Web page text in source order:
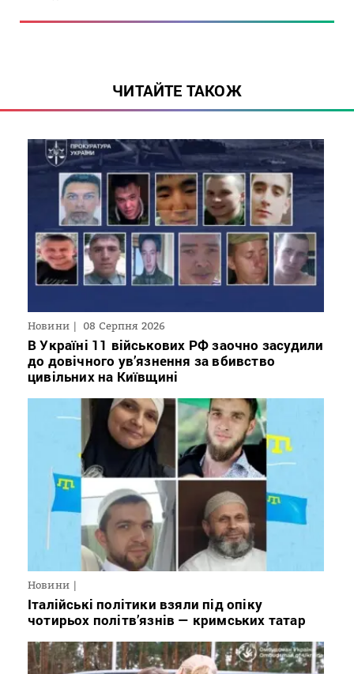
ЧИТАЙТЕ ТАКОЖ
Новини 08 Серпня 2026
В Україні 11 військових РФ заочно засудили
до довічного ув’язнення за вбивство
цивільних на Київщині
Новини
Італійські політики взяли під опіку
чотирьох політв’язнів — кримських татар